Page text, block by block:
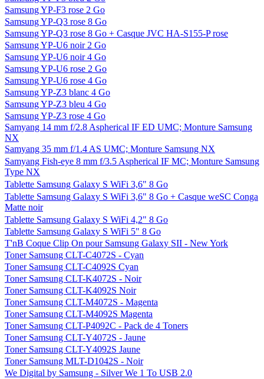
Samsung YP-F3 rose 2 Go
Samsung YP-Q3 rose 8 Go
Samsung YP-Q3 rose 8 Go + Casque JVC HA-S155-P rose
Samsung YP-U6 noir 2 Go
Samsung YP-U6 noir 4 Go
Samsung YP-U6 rose 2 Go
Samsung YP-U6 rose 4 Go
Samsung YP-Z3 blanc 4 Go
Samsung YP-Z3 bleu 4 Go
Samsung YP-Z3 rose 4 Go
Samyang 14 mm f/2.8 Aspherical IF ED UMC; Monture Samsung
NX
Samyang 35 mm f/1.4 AS UMC; Monture Samsung NX
Samyang Fish-eye 8 mm f/3.5 Aspherical IF MC; Monture Samsung
Type NX
Tablette Samsung Galaxy S WiFi 3,6" 8 Go
Tablette Samsung Galaxy S WiFi 3,6" 8 Go + Casque weSC Conga
Matte noir
Tablette Samsung Galaxy S WiFi 4,2" 8 Go
Tablette Samsung Galaxy S WiFi 5" 8 Go
T'nB Coque Clip On pour Samsung Galaxy SII - New York
Toner Samsung CLT-C4072S - Cyan
Toner Samsung CLT-C4092S Cyan
Toner Samsung CLT-K4072S - Noir
Toner Samsung CLT-K4092S Noir
Toner Samsung CLT-M4072S - Magenta
Toner Samsung CLT-M4092S Magenta
Toner Samsung CLT-P4092C - Pack de 4 Toners
Toner Samsung CLT-Y4072S - Jaune
Toner Samsung CLT-Y4092S Jaune
Toner Samsung MLT-D1042S - Noir
We Digital by Samsung - Silver We 1 To USB 2.0